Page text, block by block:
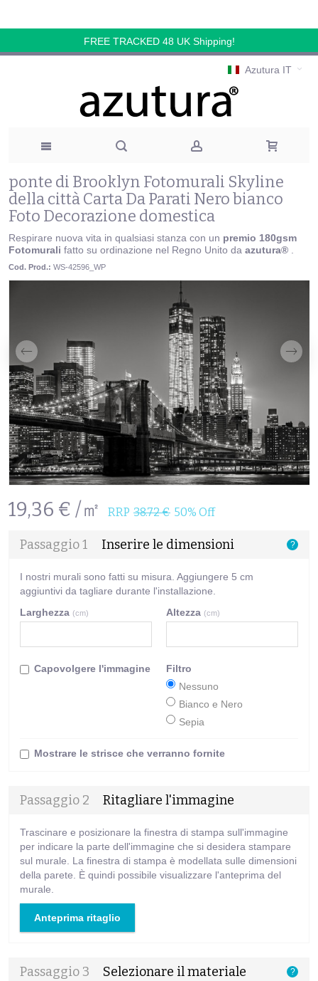
FREE TRACKED 48 UK Shipping!
Azutura IT
ponte di Brooklyn Fotomurali Skyline
della città Carta Da Parati Nero bianco
Foto Decorazione domestica
Respirare nuova vita in qualsiasi stanza con un premio 180gsm
Fotomurali fatto su ordinazione nel Regno Unito da azutura®
Cod. Prod.: WS-42596_WP
19,36 € /㎡ RRP 38.72 € 50% Off
Passaggio 1 Inserire le dimensioni ?
I nostri murali sono fatti su misura. Aggiungere 5 cm
aggiuntivi da tagliare durante l'installazione.
Larghezza (cm) Altezza (cm)
Capovolgere l'immagine
Filtro
Nessuno
Bianco e Nero
Sepia
Mostrare le strisce che verranno fornite
Passaggio 2 Ritagliare l'immagine
Trascinare e posizionare la finestra di stampa sull'immagine
per indicare la parte dell'immagine che si desidera stampare
sul murale. La finestra di stampa è modellata sulle dimensioni
della parete. È quindi possibile visualizzare l'anteprima del
murale.
Anteprima ritaglio
Passaggio 3 Selezionare il materiale ?